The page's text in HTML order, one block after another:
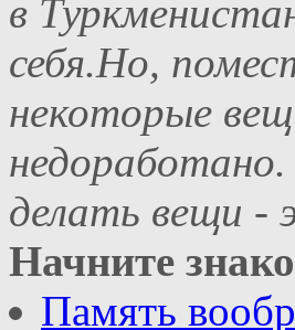
в
себя.Но,
некоторые
делать вещи -
Начните
Память